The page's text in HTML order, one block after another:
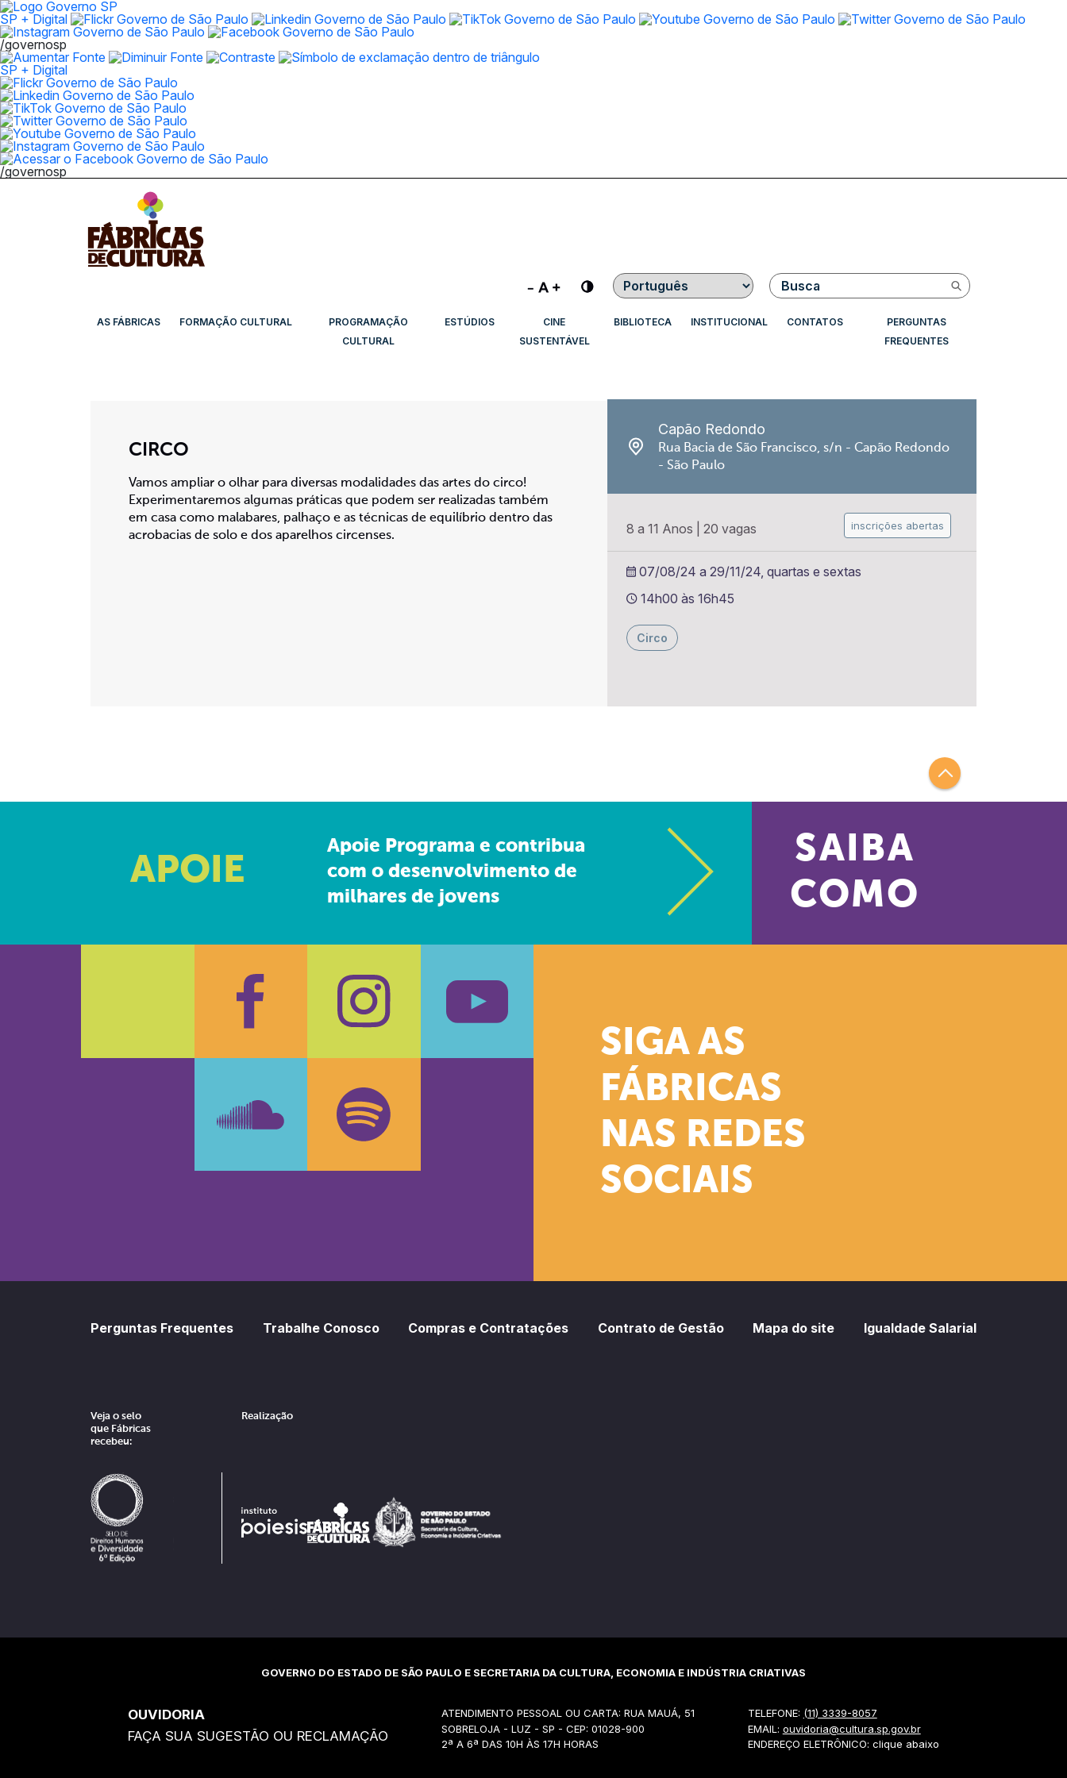
SP + Digital
/governosp
SP + Digital
/governosp
Contraste Buscar
AS FÁBRICAS FORMAÇÃO CULTURAL
PROGRAMAÇÃO
CULTURAL
ESTÚDIOS
CINE
SUSTENTÁVEL
BIBLIOTECA INSTITUCIONAL CONTATOS
PERGUNTAS
FREQUENTES
CIRCO
Vamos ampliar o olhar para diversas modalidades das artes do circo!
Experimentaremos algumas práticas que podem ser realizadas também
em casa como malabares, palhaço e as técnicas de equilíbrio dentro das
acrobacias de solo e dos aparelhos circenses.
Capão Redondo
Rua Bacia de São Francisco, s/n - Capão Redondo
- São Paulo
8 a 11 Anos 20 vagas inscrições abertas
07/08/24 a 29/11/24, quartas e sextas
14h00 às 16h45
Circo
APOIE
Apoie Programa e contribua
com o desenvolvimento de
milhares de jovens
SAIBA
COMO
SIGA AS
FÁBRICAS
NAS REDES
SOCIAIS
FacebookInstagram
Perguntas Frequentes Trabalhe Conosco Compras e Contratações Contrato de Gestão Mapa do site Igualdade Salarial
Veja o selo
que Fábricas
recebeu:
Realização
GOVERNO DO ESTADO DE SÃO PAULO E SECRETARIA DA CULTURA, ECONOMIA E INDÚSTRIA CRIATIVAS
OUVIDORIA
FAÇA SUA SUGESTÃO OU RECLAMAÇÃO
ATENDIMENTO PESSOAL OU CARTA: RUA MAUÁ, 51
SOBRELOJA - LUZ - SP - CEP: 01028-900
2ª A 6ª DAS 10H ÀS 17H HORAS
TELEFONE: (11) 3339-8057
EMAIL: ouvidoria@cultura.sp.gov.br
ENDEREÇO ELETRÔNICO: clique abaixo